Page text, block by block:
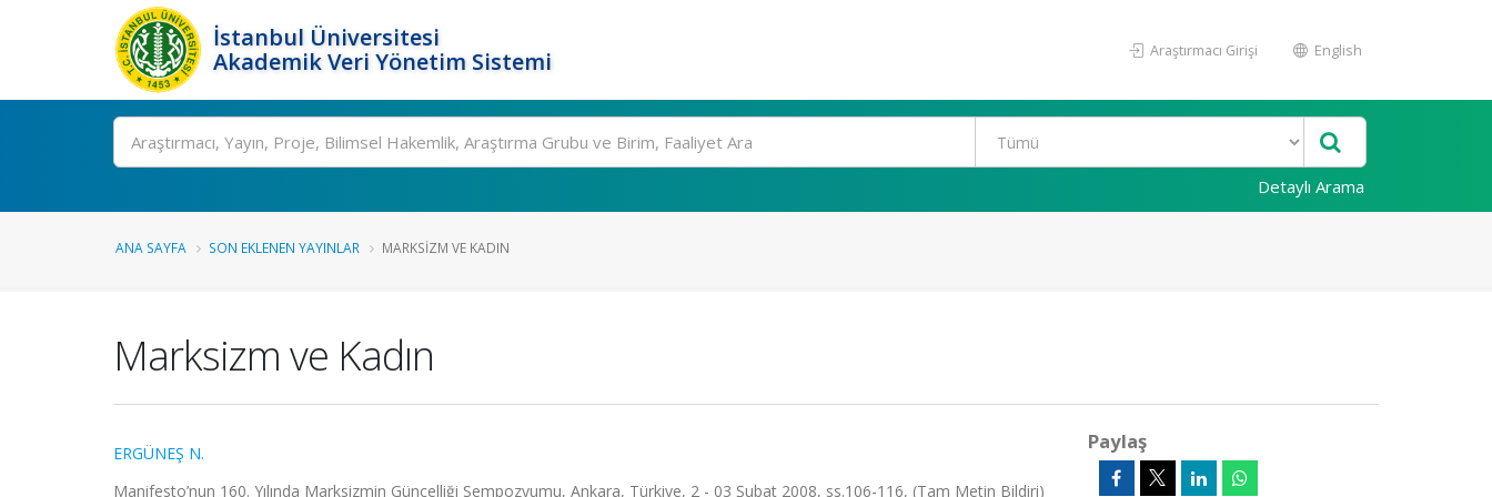
İstanbul Üniversitesi
Akademik Veri Yönetim Sistemi
Araştırmacı Girişi English
Ara
Detaylı Arama
ANA SAYFA SON EKLENEN YAYINLAR MARKSIZM VE KADIN
Marksizm ve Kadın
ERGÜNEŞ N.
Manifesto’nun 160. Yılında Marksizmin Güncelliği Sempozyumu, Ankara, Türkiye, 2 - 03 Şubat 2008, ss.106-116, (Tam Metin Bildiri)
Paylaş